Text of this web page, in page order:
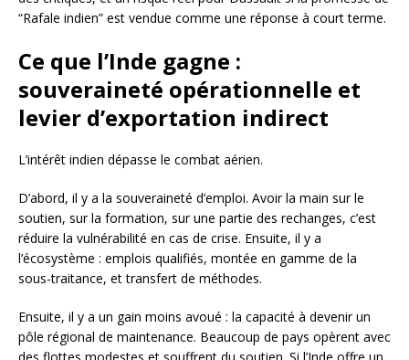
“Rafale indien” est vendue comme une réponse à court terme.
Ce que l’Inde gagne :
souveraineté opérationnelle et
levier d’exportation indirect
L’intérêt indien dépasse le combat aérien.
D’abord, il y a la souveraineté d’emploi. Avoir la main sur le
soutien, sur la formation, sur une partie des rechanges, c’est
réduire la vulnérabilité en cas de crise. Ensuite, il y a
l’écosystème : emplois qualifiés, montée en gamme de la
sous-traitance, et transfert de méthodes.
Ensuite, il y a un gain moins avoué : la capacité à devenir un
pôle régional de maintenance. Beaucoup de pays opèrent avec